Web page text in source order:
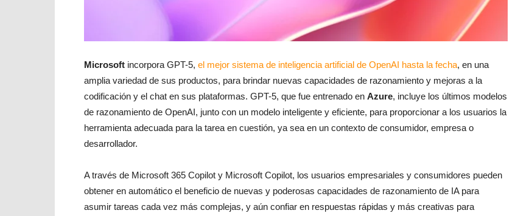
Microsoft incorpora GPT-5, el mejor sistema de inteligencia artificial de OpenAI hasta la fecha, en una
amplia variedad de sus productos, para brindar nuevas capacidades de razonamiento y mejoras a la
codificación y el chat en sus plataformas. GPT-5, que fue entrenado en Azure, incluye los últimos modelos
de razonamiento de OpenAI, junto con un modelo inteligente y eficiente, para proporcionar a los usuarios la
herramienta adecuada para la tarea en cuestión, ya sea en un contexto de consumidor, empresa o
desarrollador.
A través de Microsoft 365 Copilot y Microsoft Copilot, los usuarios empresariales y consumidores pueden
obtener en automático el beneficio de nuevas y poderosas capacidades de razonamiento de IA para
asumir tareas cada vez más complejas, y aún confiar en respuestas rápidas y más creativas para